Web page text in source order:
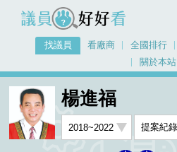
議員好好看
找議員 看廠商 全國排行
關於本站
首頁 找議員
楊進福